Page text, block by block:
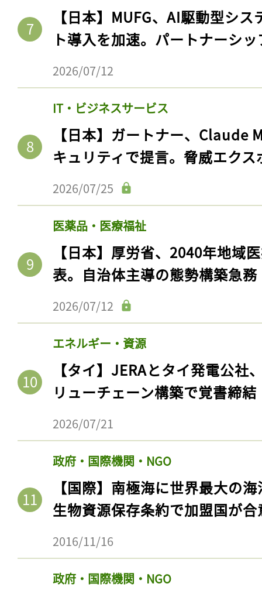
【日本】MUFG、AI駆動型シ
ト導入を加速。パートナーシ
2026/07/12
IT・ビジネスサービス
【日本】ガートナー、Claude
キュリティで提言。脅威エク
2026/07/25
医薬品・医療福祉
【日本】厚労省、2040年地域
表。自治体主導の態勢構築急務
2026/07/12
エネルギー・資源
【タイ】JERAとタイ発電公社
リューチェーン構築で覚書締結
2026/07/21
政府・国際機関・NGO
【国際】南極海に世界最大の
生物資源保存条約で加盟国が合
2016/11/16
政府・国際機関・NGO
会員登録